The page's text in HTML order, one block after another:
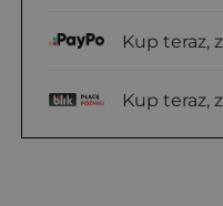
Kup teraz,
Kup teraz,